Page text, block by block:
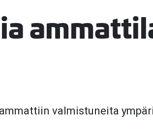
valmistuneita